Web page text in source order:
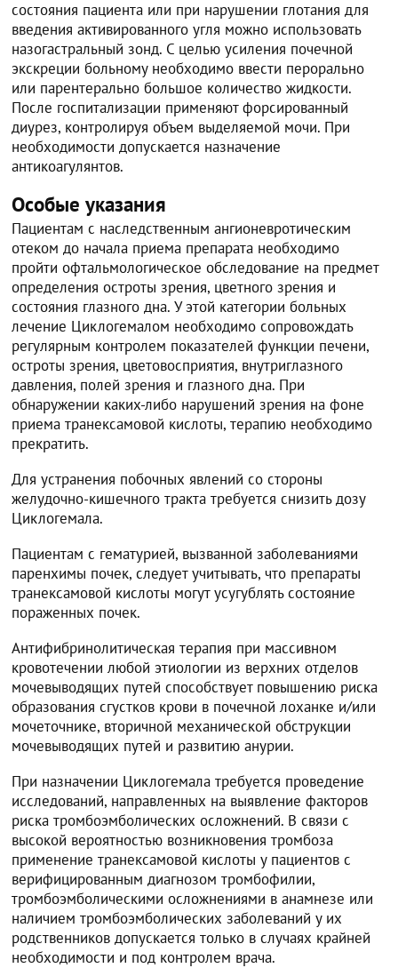
состояния пациента или при нарушении глотания для
введения активированного угля можно использовать
назогастральный зонд. С целью усиления почечной
экскреции больному необходимо ввести перорально
или парентерально большое количество жидкости.
После госпитализации применяют форсированный
диурез, контролируя объем выделяемой мочи. При
необходимости допускается назначение
антикоагулянтов.
Особые указания
Пациентам с наследственным ангионевротическим
отеком до начала приема препарата необходимо
пройти офтальмологическое обследование на предмет
определения остроты зрения, цветного зрения и
состояния глазного дна. У этой категории больных
лечение Циклогемалом необходимо сопровождать
регулярным контролем показателей функции печени,
остроты зрения, цветовосприятия, внутриглазного
давления, полей зрения и глазного дна. При
обнаружении каких-либо нарушений зрения на фоне
приема транексамовой кислоты, терапию необходимо
прекратить.
Для устранения побочных явлений со стороны
желудочно-кишечного тракта требуется снизить дозу
Циклогемала.
Пациентам с гематурией, вызванной заболеваниями
паренхимы почек, следует учитывать, что препараты
транексамовой кислоты могут усугублять состояние
пораженных почек.
Антифибринолитическая терапия при массивном
кровотечении любой этиологии из верхних отделов
мочевыводящих путей способствует повышению риска
образования сгустков крови в почечной лоханке и/или
мочеточнике, вторичной механической обструкции
мочевыводящих путей и развитию анурии.
При назначении Циклогемала требуется проведение
исследований, направленных на выявление факторов
риска тромбоэмболических осложнений. В связи с
высокой вероятностью возникновения тромбоза
применение транексамовой кислоты у пациентов с
верифицированным диагнозом тромбофилии,
тромбоэмболическими осложнениями в анамнезе или
наличием тромбоэмболических заболеваний у их
родственников допускается только в случаях крайней
необходимости и под контролем врача.